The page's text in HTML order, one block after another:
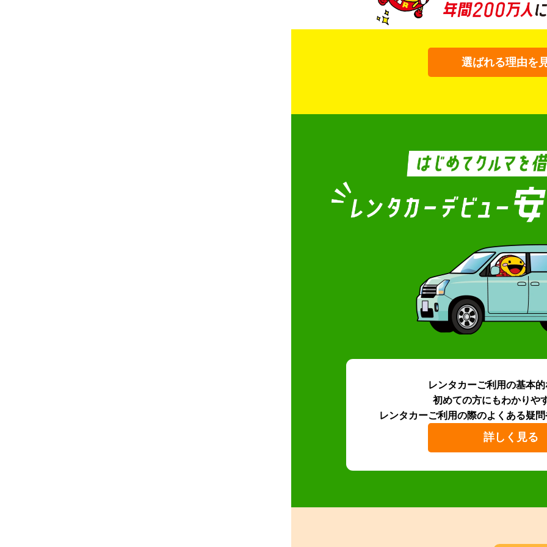
選ばれる理由を
レンタカーご利用の基本
初めての方にもわかりや
レンタカーご利用の際のよくある疑問
詳しく見る